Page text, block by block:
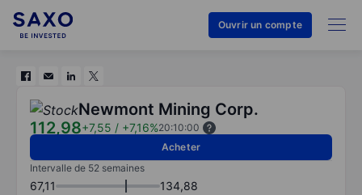
Ouvrir un compte
Newmont Mining Corp.
112,98+7,55 / +7,16%20:10:00
Acheter
Intervalle de 52 semaines
67,11 134,88